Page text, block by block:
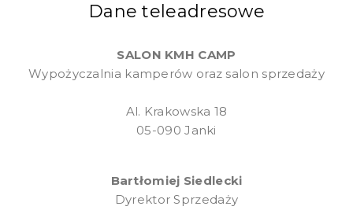
Dane teleadresowe
SALON KMH CAMP
Wypożyczalnia kamperów oraz salon sprzedaży
Al. Krakowska 18
05-090 Janki
Bartłomiej Siedlecki
Dyrektor Sprzedaży